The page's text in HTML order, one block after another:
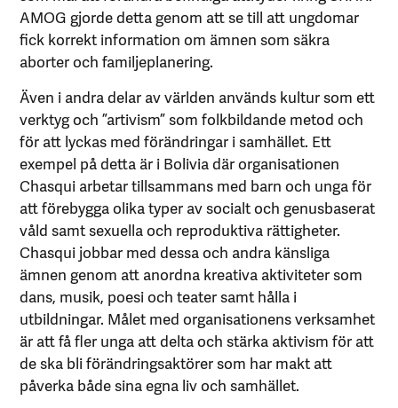
AMOG gjorde detta genom att se till att ungdomar
fick korrekt information om ämnen som säkra
aborter och familjeplanering.
Även i andra delar av världen används kultur som ett
verktyg och ”artivism” som folkbildande metod och
för att lyckas med förändringar i samhället. Ett
exempel på detta är i Bolivia där organisationen
Chasqui arbetar tillsammans med barn och unga för
att förebygga olika typer av socialt och genusbaserat
våld samt sexuella och reproduktiva rättigheter.
Chasqui jobbar med dessa och andra känsliga
ämnen genom att anordna kreativa aktiviteter som
dans, musik, poesi och teater samt hålla i
utbildningar. Målet med organisationens verksamhet
är att få fler unga att delta och stärka aktivism för att
de ska bli förändringsaktörer som har makt att
påverka både sina egna liv och samhället.